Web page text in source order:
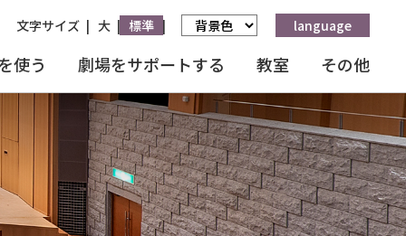
文字サイズ 大 標準 language
使う 劇場をサポートする 教室 その他